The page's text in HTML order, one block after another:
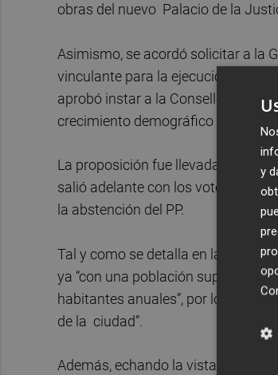
obras del nuevo Palacio de la
Asimismo, se acordó solicitar a la
vinculante para la ejecución de las
aprobó instar a la Conselleria de
crecimiento demográfico del
La proposición fue llevada al pleno
salió adelante con los votos a favor
la abstención del PP.
Tal y como se detalla en la parte
ya “con una población superior a
habitantes anuales”, por lo que
de la ciudad”.
Además, echando la vista atrás,
y